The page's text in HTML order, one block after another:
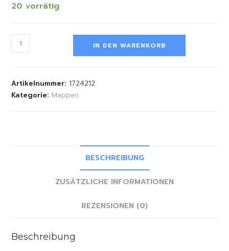
20 vorrätig
IN DEN WARENKORB
Artikelnummer:1724212
Kategorie: Mappen
BESCHREIBUNG
ZUSÄTZLICHE INFORMATIONEN
REZENSIONEN (0)
Beschreibung